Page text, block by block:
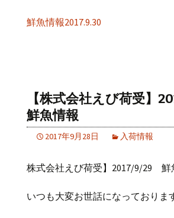
鮮魚情報2017.9.30
【株式会社えび荷受】
鮮魚情報
2017年9月28日 入荷情報
株式会社えび荷受】2017/9/29 鮮
いつも大変お世話になっておりま